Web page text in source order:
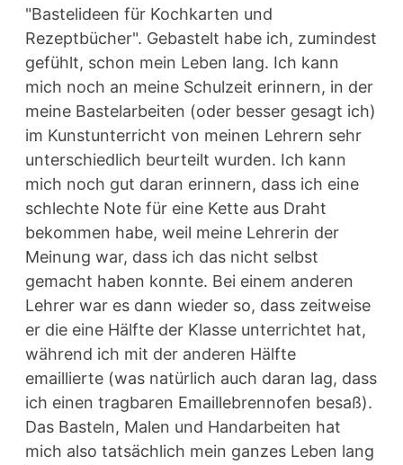
"Bastelideen für Kochkarten und
Rezeptbücher". Gebastelt habe ich, zumindest
gefühlt, schon mein Leben lang. Ich kann
mich noch an meine Schulzeit erinnern, in der
meine Bastelarbeiten (oder besser gesagt ich)
im Kunstunterricht von meinen Lehrern sehr
unterschiedlich beurteilt wurden. Ich kann
mich noch gut daran erinnern, dass ich eine
schlechte Note für eine Kette aus Draht
bekommen habe, weil meine Lehrerin der
Meinung war, dass ich das nicht selbst
gemacht haben konnte. Bei einem anderen
Lehrer war es dann wieder so, dass zeitweise
er die eine Hälfte der Klasse unterrichtet hat,
während ich mit der anderen Hälfte
emaillierte (was natürlich auch daran lag, dass
ich einen tragbaren Emaillebrennofen besaß).
Das Basteln, Malen und Handarbeiten hat
mich also tatsächlich mein ganzes Leben lang